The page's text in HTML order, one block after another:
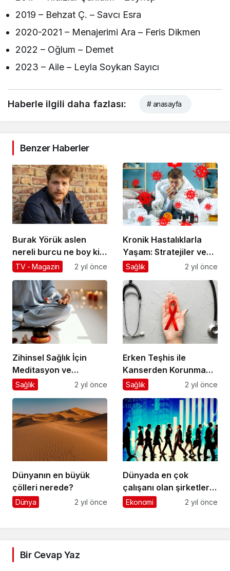
2019 – Behzat Ç. – Savcı Esra
2020-2021 – Menajerimi Ara – Feris Dikmen
2022 – Oğlum – Demet
2023 – Aile – Leyla Soykan Sayıcı
Haberle ilgili daha fazlası: # anasayfa
Benzer Haberler
Burak Yörük aslen
nereli burcu ne boy kilo
kaç Burak Yörük evli mi
TV - Magazin 2 yıl önce
Kronik Hastalıklarla
Yaşam: Stratejiler ve
Öneriler
Sağlık 2 yıl önce
Zihinsel Sağlık İçin
Meditasyon ve
Farkındalık
Sağlık 2 yıl önce
Erken Teşhis ile
Kanserden Korunma
Yolları
Sağlık 2 yıl önce
Dünyanın en büyük
çölleri nerede?
Dünya 2 yıl önce
Dünyada en çok
çalışanı olan şirketler
hangileridir?
Ekonomi 2 yıl önce
Bir Cevap Yaz